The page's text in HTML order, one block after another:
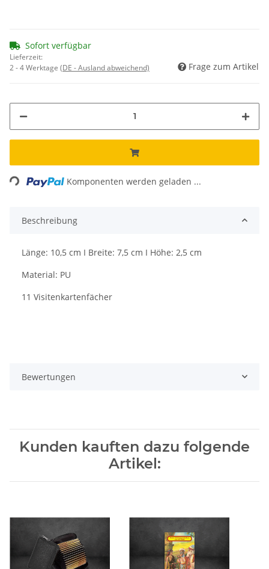
Sofort verfügbar
Lieferzeit:
2 - 4 Werktage (DE - Ausland abweichend) Frage zum Artikel
Loading... Komponenten werden geladen ...
Beschreibung
Länge: 10,5 cm I Breite: 7,5 cm I Höhe: 2,5 cm
Material: PU
11 Visitenkartenfächer
Bewertungen
Kunden kauften dazu folgende
Artikel: